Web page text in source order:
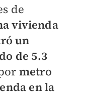
de
vivienda
un
de 5.3
metro
en la